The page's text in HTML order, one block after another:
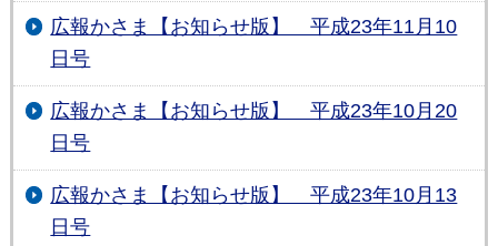
広報かさま【お知らせ版】 平成23年11月10
日号
広報かさま【お知らせ版】 平成23年10月20
日号
広報かさま【お知らせ版】 平成23年10月13
日号